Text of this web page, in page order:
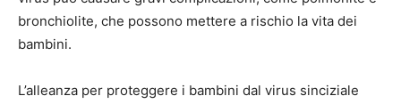
bronchiolite, che possono mettere a rischio la vita dei
bambini.
L’alleanza per proteggere i bambini dal virus sinciziale